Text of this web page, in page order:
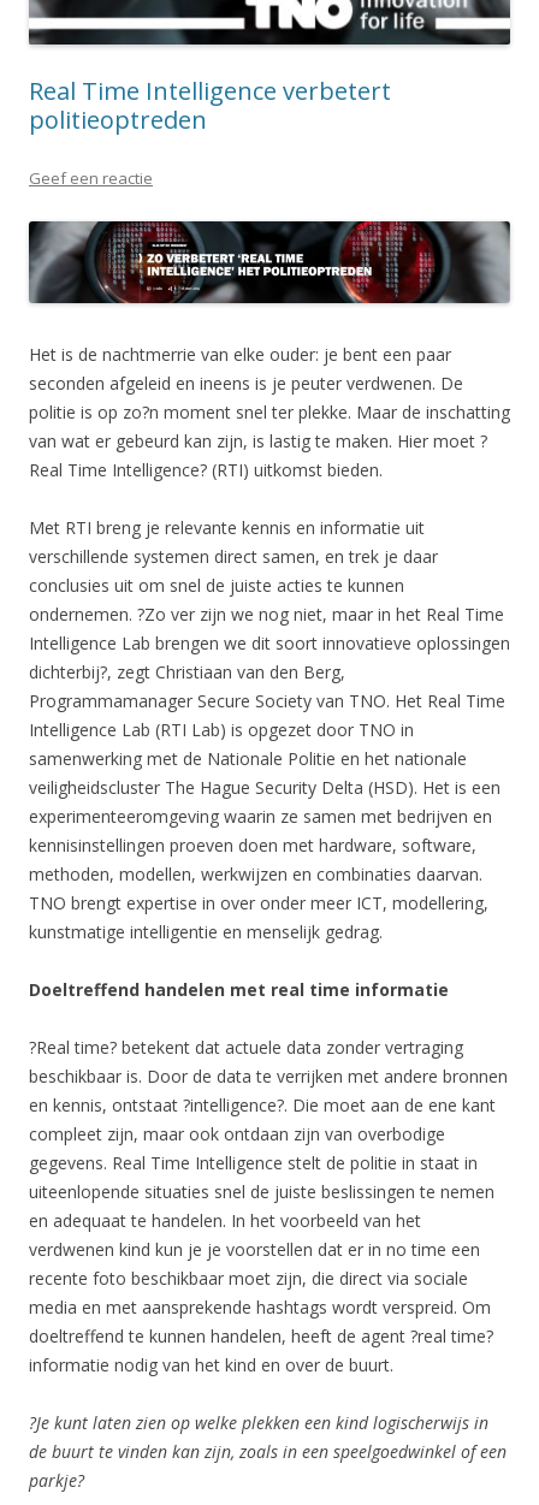
Real Time Intelligence verbetert
politieoptreden
Geef een reactie
Het is de nachtmerrie van elke ouder: je bent een paar
seconden afgeleid en ineens is je peuter verdwenen. De
politie is op zo?n moment snel ter plekke. Maar de inschatting
van wat er gebeurd kan zijn, is lastig te maken. Hier moet ?
Real Time Intelligence? (RTI) uitkomst bieden.
Met RTI breng je relevante kennis en informatie uit
verschillende systemen direct samen, en trek je daar
conclusies uit om snel de juiste acties te kunnen
ondernemen. ?Zo ver zijn we nog niet, maar in het Real Time
Intelligence Lab brengen we dit soort innovatieve oplossingen
dichterbij?, zegt Christiaan van den Berg,
Programmamanager Secure Society van TNO. Het Real Time
Intelligence Lab (RTI Lab) is opgezet door TNO in
samenwerking met de Nationale Politie en het nationale
veiligheidscluster The Hague Security Delta (HSD). Het is een
experimenteeromgeving waarin ze samen met bedrijven en
kennisinstellingen proeven doen met hardware, software,
methoden, modellen, werkwijzen en combinaties daarvan.
TNO brengt expertise in over onder meer ICT, modellering,
kunstmatige intelligentie en menselijk gedrag.
Doeltreffend handelen met real time informatie
?Real time? betekent dat actuele data zonder vertraging
beschikbaar is. Door de data te verrijken met andere bronnen
en kennis, ontstaat ?intelligence?. Die moet aan de ene kant
compleet zijn, maar ook ontdaan zijn van overbodige
gegevens. Real Time Intelligence stelt de politie in staat in
uiteenlopende situaties snel de juiste beslissingen te nemen
en adequaat te handelen. In het voorbeeld van het
verdwenen kind kun je je voorstellen dat er in no time een
recente foto beschikbaar moet zijn, die direct via sociale
media en met aansprekende hashtags wordt verspreid. Om
doeltreffend te kunnen handelen, heeft de agent ?real time?
informatie nodig van het kind en over de buurt.
?Je kunt laten zien op welke plekken een kind logischerwijs in
de buurt te vinden kan zijn, zoals in een speelgoedwinkel of een
parkje?